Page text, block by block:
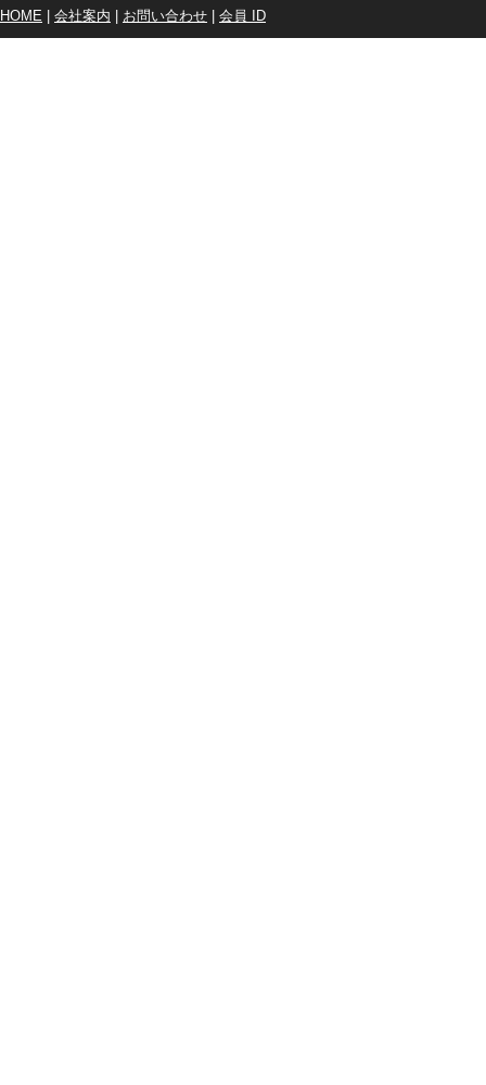
HOME 会社案内 お問い合わせ 会員 ID